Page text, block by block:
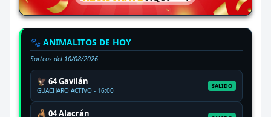
🐾 ANIMALITOS DE HOY
Sorteos del 10/08/2026
🦅 64 Gavilán
GUACHARO ACTIVO - 16:00
SALIDO
🦂 04 Alacrán